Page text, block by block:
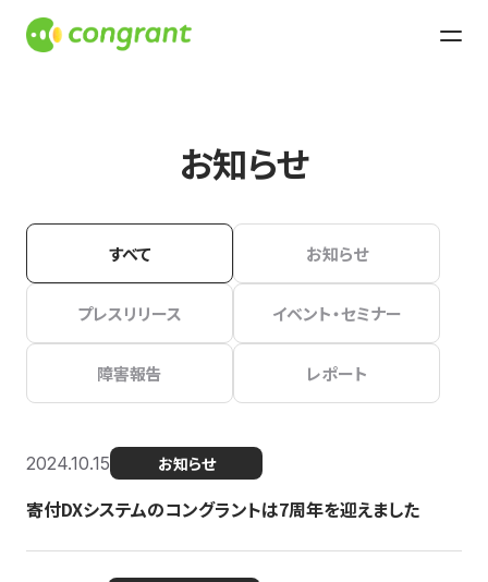
お知らせ
すべて お知らせ
プレスリリース イベント・セミナー
障害報告 レポート
2024.10.15 お知らせ
寄付DXシステムのコングラントは7周年を迎えました